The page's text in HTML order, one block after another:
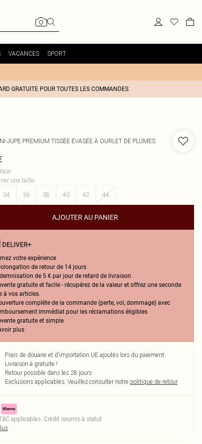
VACANCES SPORT
GRATUITE POUR TOUTES LES COMMANDES
JUPE PREMIUM TISSÉE ÉVASÉE À OURLET DE PLUMES
Noir
une taille:
34 36 38 40 42 44
AJOUTER AU PANIER
votre expérience
de retour de 14 jours
de 5 € par jour de retard de livraison
gratuite et facile - récupérez de la valeur et offrez une seconde
à vos articles.
complète de la commande (perte, vol, dommage) avec
immédiat pour les réclamations éligibles
gratuite et simple
plus
Frais de douane et d’importation UE ajoutés lors du paiement.
Livraison à gratuite !
Retour possible dans les 28 jours
Exclusions applicables. Veuillez consulter notre politique de retour
applicables. Crédit soumis à statut